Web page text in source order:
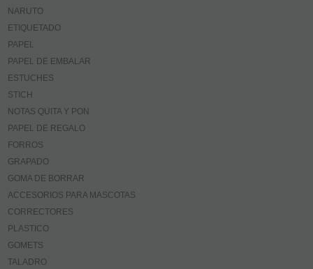
NARUTO
ETIQUETADO
PAPEL
PAPEL DE EMBALAR
ESTUCHES
STICH
NOTAS QUITA Y PON
PAPEL DE REGALO
FORROS
GRAPADO
GOMA DE BORRAR
ACCESORIOS PARA MASCOTAS
CORRECTORES
PLASTICO
GOMETS
TALADRO